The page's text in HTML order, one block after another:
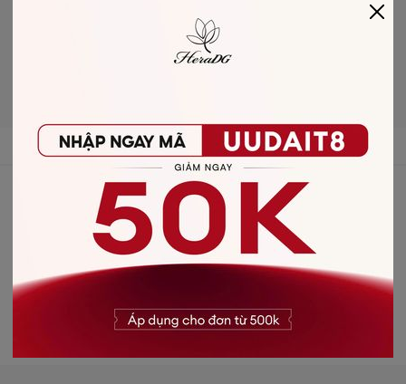
THAM GIA VỚI CHÚNG TÔI
Facebook Instagram